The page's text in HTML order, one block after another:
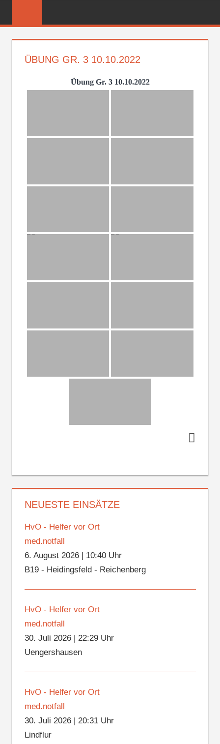
FEUERWEHR
ÜBUNG GR. 3 10.10.2022
Übung Gr. 3 10.10.2022
NEUESTE EINSÄTZE
HvO - Helfer vor Ort
med.notfall
6. August 2026| 10:40 Uhr
B19 - Heidingsfeld - Reichenberg
HvO - Helfer vor Ort
med.notfall
30. Juli 2026| 22:29 Uhr
Uengershausen
HvO - Helfer vor Ort
med.notfall
30. Juli 2026| 20:31 Uhr
Lindflur